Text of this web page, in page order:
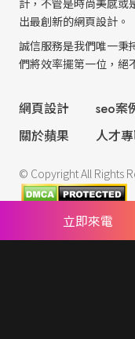
計，不管是時尚美感或
出最創新的網頁設計。
誠信服務是我們唯一秉
們將效率擺第一位，絕
網頁設計 seo案
關於蘋果
人才
© Copyright All Rights
立即來電